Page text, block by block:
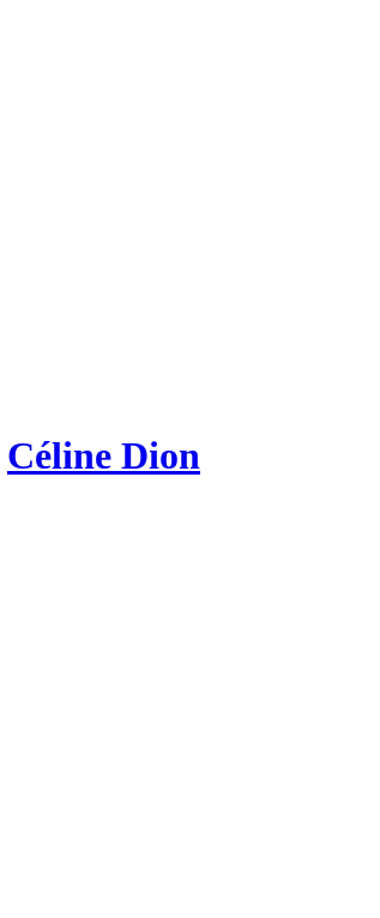
Céline Dion